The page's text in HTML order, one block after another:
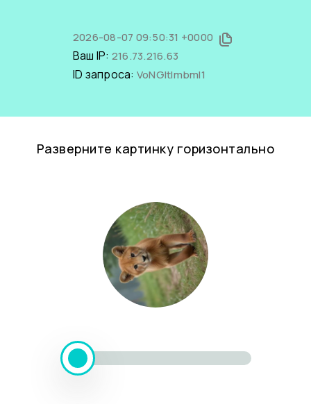
2026-08-07 09:50:31 +0000
Ваш IP: 216.73.216.63
ID запроса: VoNGItlmbmI1
Разверните картинку горизонтально